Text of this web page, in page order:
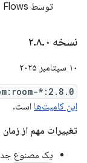
توسط Flows می‌شد، برطرف کنید.
نسخه ۲ .۸.۰
۱۰ سپتامبر ۲۰۲۵
*:2.8.0
این کامیت‌ها است.
تغییرات مهم از زمان ۲.۷.۰:
یک مصنوع